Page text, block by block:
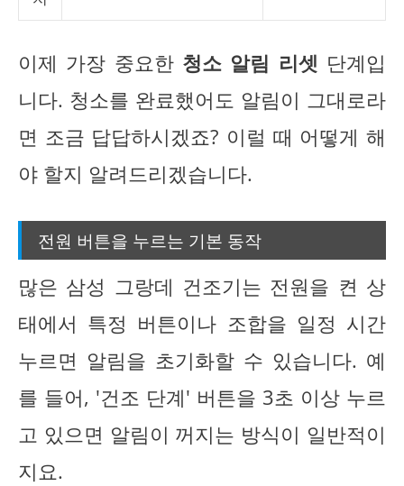
이제 가장 중요한 청소 알림 리셋 단계입
니다. 청소를 완료했어도 알림이 그대로라
면 조금 답답하시겠죠? 이럴 때 어떻게 해
야 할지 알려드리겠습니다.
전원 버튼을 누르는 기본 동작
많은 삼성 그랑데 건조기는 전원을 켠 상
태에서 특정 버튼이나 조합을 일정 시간
누르면 알림을 초기화할 수 있습니다. 예
를 들어, '건조 단계' 버튼을 3초 이상 누르
고 있으면 알림이 꺼지는 방식이 일반적이
지요.